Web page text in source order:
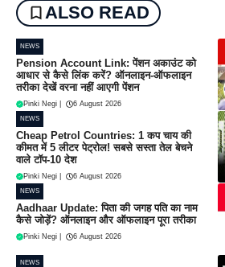
ALSO READ
NEWS
Pension Account Link: पेंशन अकाउंट को
आधार से कैसे लिंक करें? ऑनलाइन-ऑफलाइन
तरीका देखें वरना नहीं आएगी पेंशन
Pinki Negi 6 August 2026
NEWS
Cheap Petrol Countries: 1 कप चाय की
कीमत में 5 लीटर पेट्रोल! सबसे सस्ता तेल बेचने
वाले टॉप-10 देश
Pinki Negi 6 August 2026
NEWS
Aadhaar Update: पिता की जगह पति का नाम
कैसे जोड़ें? ऑनलाइन और ऑफलाइन पूरा तरीका
Pinki Negi 6 August 2026
NEWS